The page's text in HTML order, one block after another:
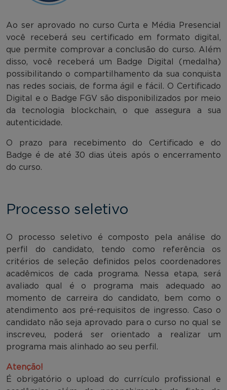
Ao ser aprovado no curso Curta e Média Presencial
você receberá seu certificado em formato digital,
que permite comprovar a conclusão do curso. Além
disso, você receberá um Badge Digital (medalha)
possibilitando o compartilhamento da sua conquista
nas redes sociais, de forma ágil e fácil. O Certificado
Digital e o Badge FGV são disponibilizados por meio
da tecnologia blockchain, o que assegura a sua
autenticidade.
O prazo para recebimento do Certificado e do
Badge é de até 30 dias úteis após o encerramento
do curso.
Processo seletivo
O processo seletivo é composto pela análise do
perfil do candidato, tendo como referência os
critérios de seleção definidos pelos coordenadores
acadêmicos de cada programa. Nessa etapa, será
avaliado qual é o programa mais adequado ao
momento de carreira do candidato, bem como o
atendimento aos pré-requisitos de ingresso. Caso o
candidato não seja aprovado para o curso no qual se
inscreveu, poderá ser orientado a realizar um
programa mais alinhado ao seu perfil.
Atenção!
É obrigatório o upload do currículo profissional e